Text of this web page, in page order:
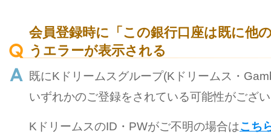
会員登録時に「この銀行口座は既に他
うエラーが表示される
既にKドリームスグループ(Kドリームス・
いずれかのご登録をされている可能性がござ
KドリームスのID・PWがご不明の場合はこち